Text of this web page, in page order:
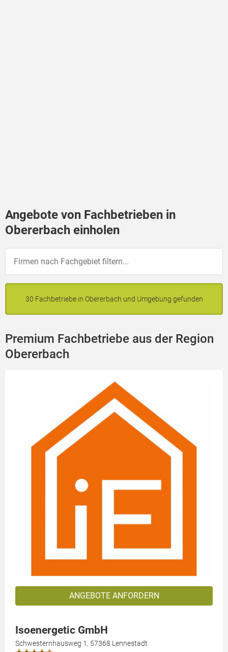
Angebote von Fachbetrieben in
Obererbach einholen
30 Fachbetriebe in Obererbach und Umgebung gefunden
Premium Fachbetriebe aus der Region
Obererbach
ANGEBOTE ANFORDERN
Isoenergetic GmbH
Schwesternhausweg 1, 57368 Lennestadt